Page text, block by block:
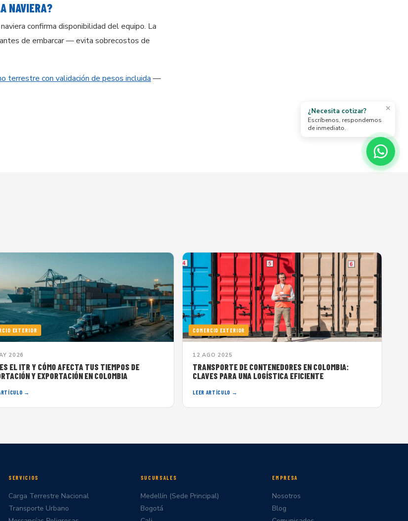
NAVIERA?
confirma disponibilidad del equipo. La
de embarcar — evita sobrecostos de
terrestre con validación de pesos incluida —
EXTERIOR
2026
EL ITR Y CÓMO AFECTA TUS TIEMPOS DE
Y EXPORTACIÓN EN COLOMBIA
→
COMERCIO EXTERIOR
12 AGO 2025
TRANSPORTE DE CONTENEDORES EN COLOMBIA:
CLAVES PARA UNA LOGÍSTICA EFICIENTE
LEER ARTÍCULO →
SERVICIOS
Carga Terrestre Nacional
Transporte Urbano
SUCURSALES
Medellín (Sede Principal)
Bogotá
EMPRESA
Nosotros
Blog
✕
¿Necesita cotizar?
Escríbenos, respondemos
de inmediato.